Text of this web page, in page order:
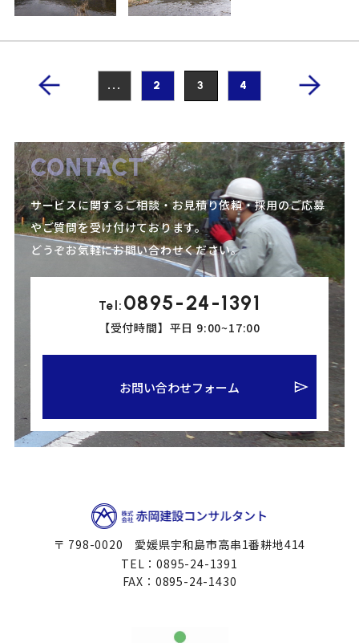
... 2 3 4
CONTACT
サービスに関するご相談・お見積り依頼・採用のご応募
やご質問を受け付けております。
どうぞお気軽にお問い合わせください。
Tel: 0895-24-1391
【受付時間】平日 9:00~17:00
お問い合わせフォーム
〒 798-0020 愛媛県宇和島市高串1番耕地414
TEL：0895-24-1391
FAX：0895-24-1430